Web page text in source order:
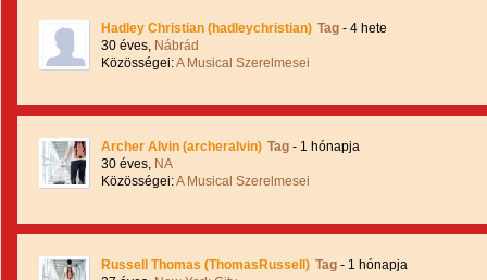
Hadley Christian (hadleychristian) Tag - 4 hete
30 éves, Nábrád
Közösségei:A Musical Szerelmesei
Archer Alvin (archeralvin) Tag - 1 hónapja
30 éves, NA
Közösségei:A Musical Szerelmesei
Russell Thomas (ThomasRussell) Tag - 1 hónapja